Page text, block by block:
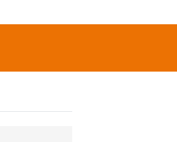
Search